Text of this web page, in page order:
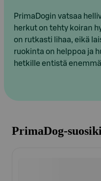
PrimaDogin vatsaa
herkut on tehty koiran
on rutkasti lihaa, eikä
ruokinta on helppoa ja
hetkille entistä
PrimaDog-